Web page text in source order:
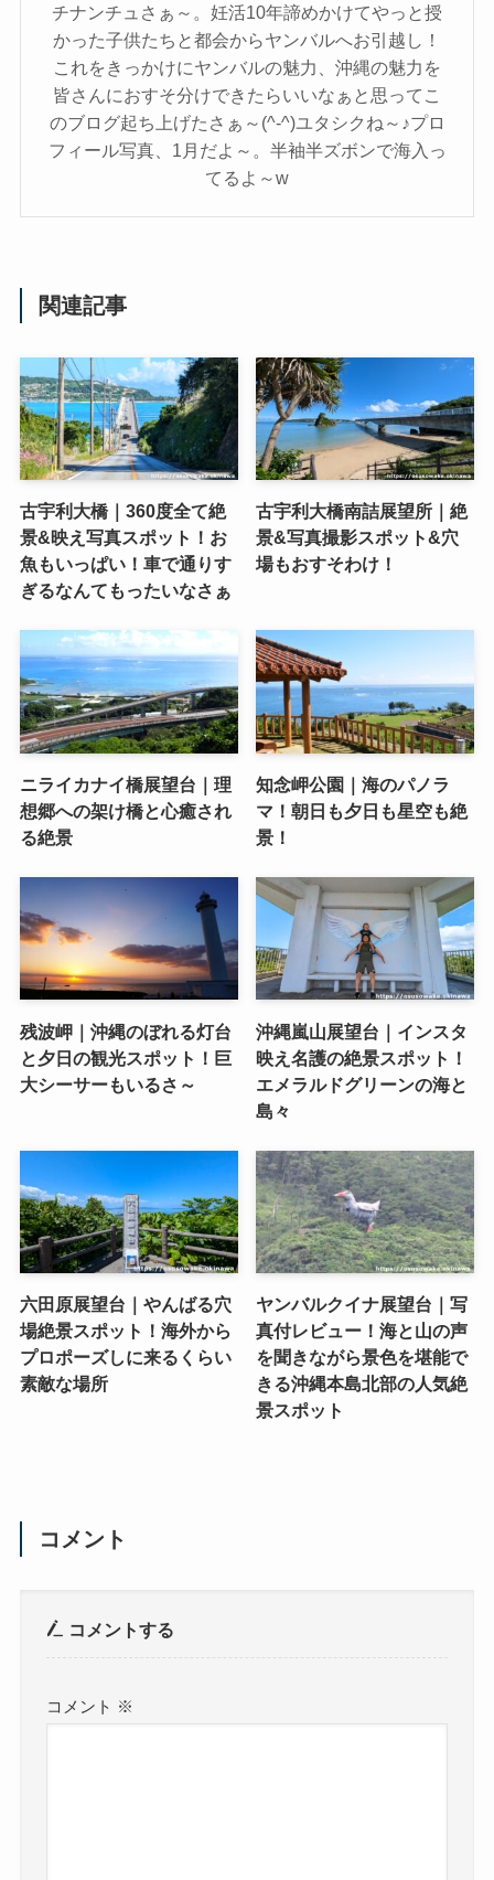
チナンチュさぁ～。妊活10年諦めかけてやっと授
かった子供たちと都会からヤンバルへお引越し！
これをきっかけにヤンバルの魅力、沖縄の魅力を
皆さんにおすそ分けできたらいいなぁと思ってこ
のブログ起ち上げたさぁ～(^-^)ユタシクね～♪プロ
フィール写真、1月だよ～。半袖半ズボンで海入っ
てるよ～w
関連記事
古宇利大橋｜360度全て絶
景&映え写真スポット！お
魚もいっぱい！車で通りす
ぎるなんてもったいなさぁ
古宇利大橋南詰展望所｜絶
景&写真撮影スポット&穴
場もおすそわけ！
ニライカナイ橋展望台｜理
想郷への架け橋と心癒され
る絶景
知念岬公園｜海のパノラ
マ！朝日も夕日も星空も絶
景！
残波岬｜沖縄のぼれる灯台
と夕日の観光スポット！巨
大シーサーもいるさ～
沖縄嵐山展望台｜インスタ
映え名護の絶景スポット！
エメラルドグリーンの海と
島々
六田原展望台｜やんばる穴
場絶景スポット！海外から
プロポーズしに来るくらい
素敵な場所
ヤンバルクイナ展望台｜写
真付レビュー！海と山の声
を聞きながら景色を堪能で
きる沖縄本島北部の人気絶
景スポット
コメント
コメントする
コメント ※